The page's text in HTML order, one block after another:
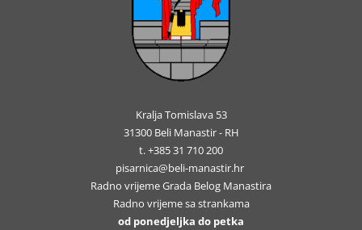
Kralja Tomislava 53
31300 Beli Manastir - RH
t. +385 31 710 200
pisarnica@beli-manastir.hr
Radno vrijeme Grada Belog Manastira
Radno vrijeme sa strankama
od ponedjeljka do petka